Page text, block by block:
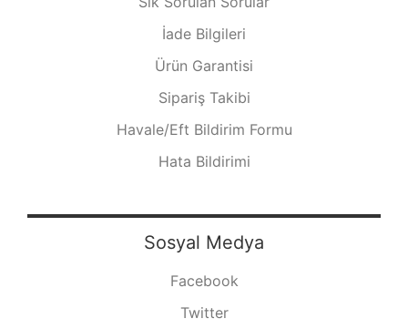
İade Bilgileri
Ürün Garantisi
Sipariş Takibi
Havale/Eft Bildirim Formu
Hata Bildirimi
Sosyal Medya
Facebook
Twitter